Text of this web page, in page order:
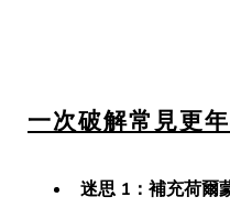
一次破解常見更
迷思 1：補充荷爾